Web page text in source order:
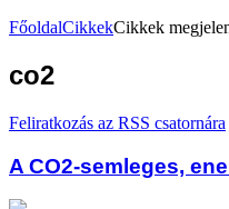
FőoldalCikkekCikkek
co2
Feliratkozás az RSS csatornára
A CO2-semleges,